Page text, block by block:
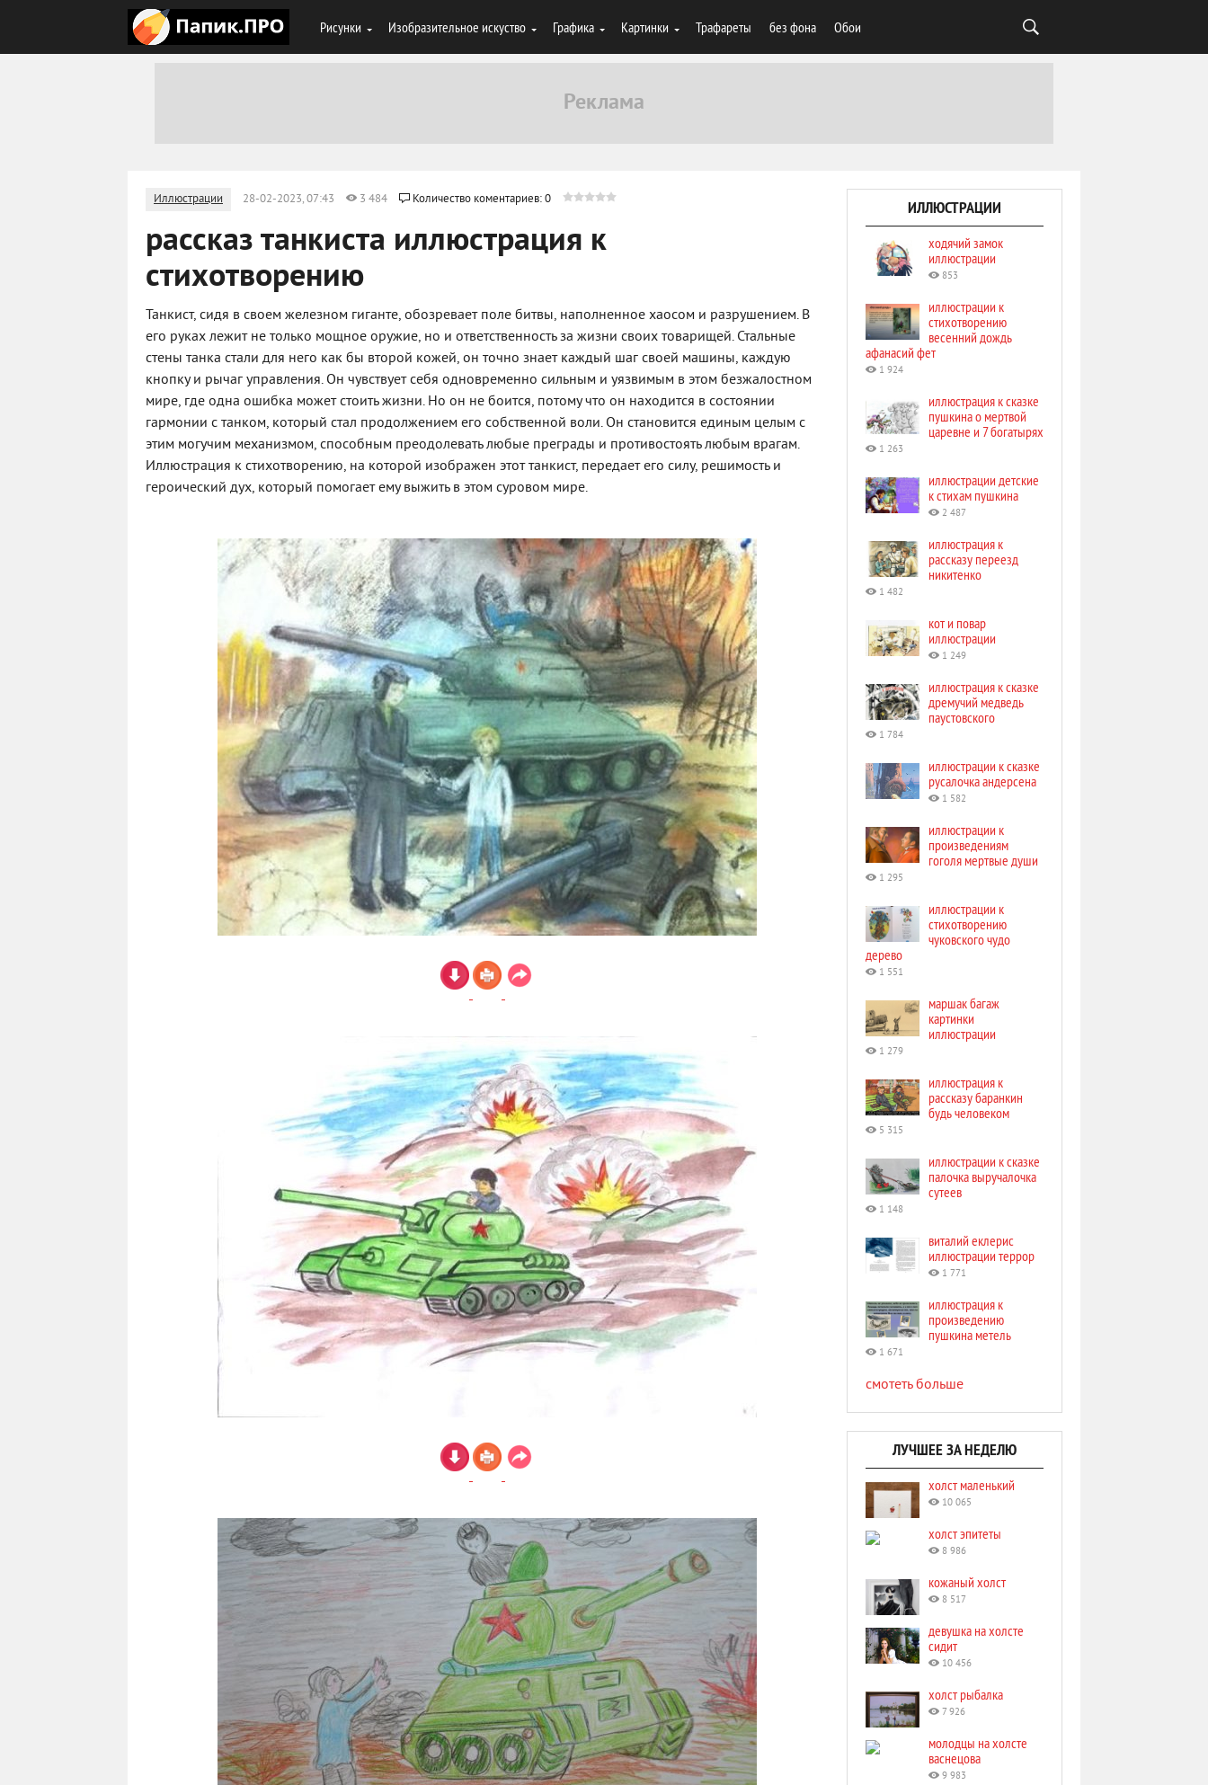
Рисунки Изобразительное искуство Графика Картинки Трафареты без фона Обои
Иллюстрации 28-02-2023, 07:43 3 484 Количество коментариев: 0
рассказ танкиста иллюстрация к
стихотворению
Танкист, сидя в своем железном гиганте, обозревает поле битвы, наполненное хаосом и разрушением. В
его руках лежит не только мощное оружие, но и ответственность за жизни своих товарищей. Стальные
стены танка стали для него как бы второй кожей, он точно знает каждый шаг своей машины, каждую
кнопку и рычаг управления. Он чувствует себя одновременно сильным и уязвимым в этом безжалостном
мире, где одна ошибка может стоить жизни. Но он не боится, потому что он находится в состоянии
гармонии с танком, который стал продолжением его собственной воли. Он становится единым целым с
этим могучим механизмом, способным преодолевать любые преграды и противостоять любым врагам.
Иллюстрация к стихотворению, на которой изображен этот танкист, передает его силу, решимость и
героический дух, который помогает ему выжить в этом суровом мире.
ИЛЛЮСТРАЦИИ
ходячий замок
иллюстрации
853
иллюстрации к
стихотворению
весенний дождь
афанасий фет
1 924
иллюстрация к сказке
пушкина о мертвой
царевне и 7 богатырях
1 263
иллюстрации детские
к стихам пушкина
2 487
иллюстрация к
рассказу переезд
никитенко
1 482
кот и повар
иллюстрации
1 249
иллюстрация к сказке
дремучий медведь
паустовского
1 784
иллюстрации к сказке
русалочка андерсена
1 582
иллюстрации к
произведениям
гоголя мертвые души
1 295
иллюстрации к
стихотворению
чуковского чудо
дерево
1 551
маршак багаж
картинки
иллюстрации
1 279
иллюстрация к
рассказу баранкин
будь человеком
5 315
иллюстрации к сказке
палочка выручалочка
сутеев
1 148
виталий еклерис
иллюстрации террор
1 771
иллюстрация к
произведению
пушкина метель
1 671
смотеть больше
ЛУЧШЕЕ ЗА НЕДЕЛЮ
холст маленький
10 065
холст эпитеты
8 986
кожаный холст
8 517
девушка на холсте
сидит
10 456
холст рыбалка
7 926
молодцы на холсте
васнецова
9 983